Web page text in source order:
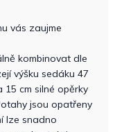
vás zaujme
kombinovat dle
výšku sedáku 47
15 cm silné opěrky
jsou opatřeny
lze snadno